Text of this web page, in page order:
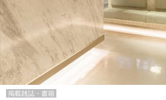
掲載雑誌・書籍